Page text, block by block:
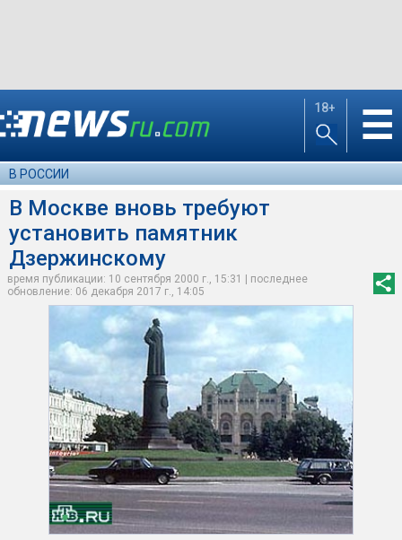
18+ ☰
В РОССИИ
В Москве вновь требуют
установить памятник
Дзержинскому
время публикации: 10 сентября 2000 г., 15:31 | последнее
обновление: 06 декабря 2017 г., 14:05